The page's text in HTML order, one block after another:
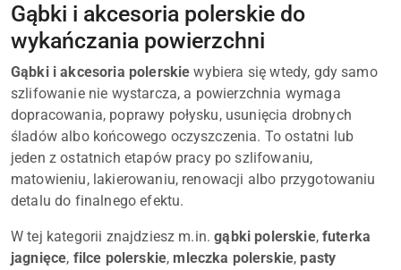
Gąbki i akcesoria polerskie do
wykańczania powierzchni
Gąbki i akcesoria polerskie wybiera się wtedy, gdy samo
szlifowanie nie wystarcza, a powierzchnia wymaga
dopracowania, poprawy połysku, usunięcia drobnych
śladów albo końcowego oczyszczenia. To ostatni lub
jeden z ostatnich etapów pracy po szlifowaniu,
matowieniu, lakierowaniu, renowacji albo przygotowaniu
detalu do finalnego efektu.
W tej kategorii znajdziesz m.in.gąbki polerskie,futerka
jagnięce, filce polerskie, mleczka polerskie, pasty